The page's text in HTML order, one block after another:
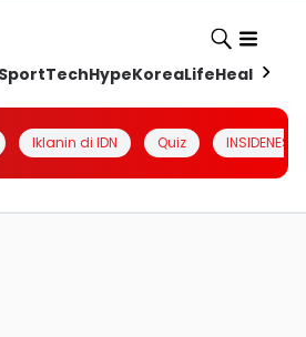
SportTechHypeKoreaLifeHealth
Iklanin di IDN Quiz INSIDENESIA